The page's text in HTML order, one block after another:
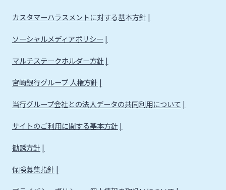
カスタマーハラスメントに対する基本方針
ソーシャルメディアポリシー
マルチステークホルダー方針
宮崎銀行グループ 人権方針
当行グループ会社との法人データの共同利用について
サイトのご利用に関する基本方針
勧誘方針
保険募集指針